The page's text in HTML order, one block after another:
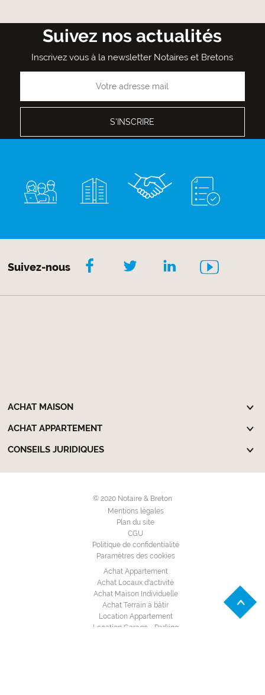
Suivez nos actualités
Inscrivez vous à la newsletter Notaires et Bretons
Suivez-nous
ACHAT MAISON
ACHAT APPARTEMENT
CONSEILS JURIDIQUES
© 2020 Notaire & Breton
Mentions légales
Plan du site
CGU
Politique de confidentialité
Paramètres des cookies
Achat Appartement
Achat Locaux d'activité
Achat Maison Individuelle
Achat Terrain à bâtir
Location Appartement
Location Garage - Parking